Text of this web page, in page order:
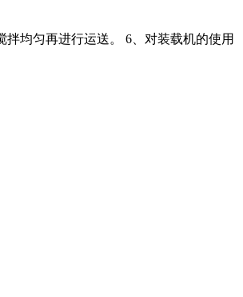
均匀再进行运送。 6、对装载机的使用